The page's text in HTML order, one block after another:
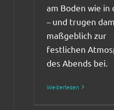
am Boden wie in
– und trugen
maßgeblich zur
festlichen
des Abends bei.
Weiterlesen